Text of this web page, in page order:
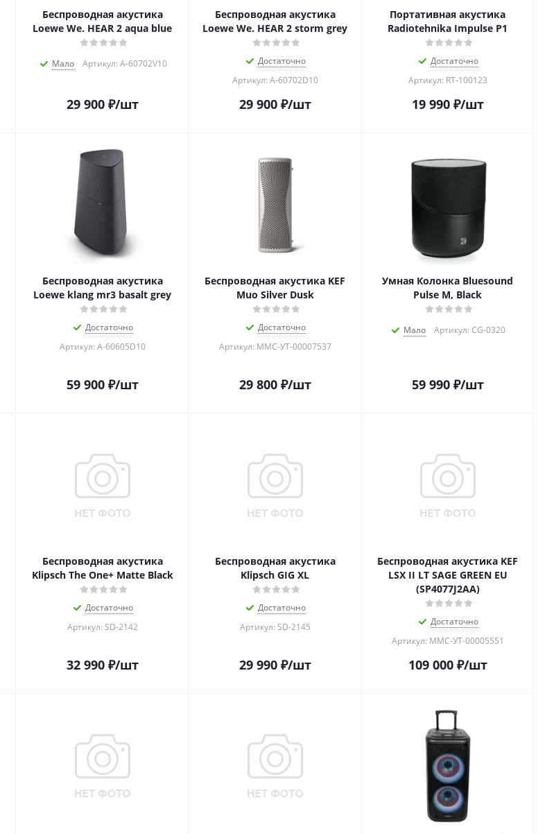
Беспроводная акустика
Loewe We. HEAR 2 aqua blue
Мало Артикул: A-60702V10
29 900₽/шт
Беспроводная акустика
Loewe We. HEAR 2 storm grey
Достаточно
Артикул: A-60702D10
29 900₽/шт
Портативная акустика
Radiotehnika Impulse P1
Достаточно
Артикул: RT-100123
19 990₽/шт
Беспроводная акустика
Loewe klang mr3 basalt grey
Достаточно
Артикул: A-60605D10
59 900₽/шт
Беспроводная акустика KEF
Muo Silver Dusk
Достаточно
Артикул: MMC-УТ-00007537
29 800₽/шт
Умная Колонка Bluesound
Pulse M, Black
Мало Артикул: CG-0320
59 990₽/шт
Беспроводная акустика
Klipsch The One+ Matte Black
Достаточно
Артикул: SD-2142
32 990₽/шт
Беспроводная акустика
Klipsch GIG XL
Достаточно
Артикул: SD-2145
29 990₽/шт
Беспроводная акустика KEF
LSX II LT SAGE GREEN EU
(SP4077J2AA)
Достаточно
Артикул: MMC-УТ-00005551
109 000₽/шт